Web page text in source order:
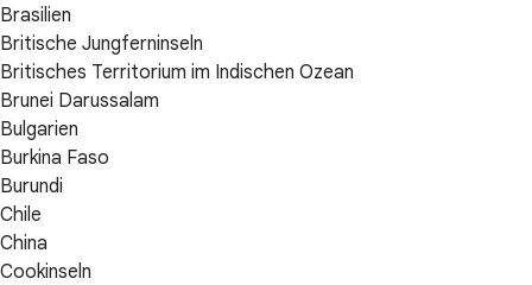
Brasilien
Britische Jungferninseln
Britisches Territorium im Indischen Ozean
Brunei Darussalam
Bulgarien
Burkina Faso
Burundi
Chile
China
Cookinseln